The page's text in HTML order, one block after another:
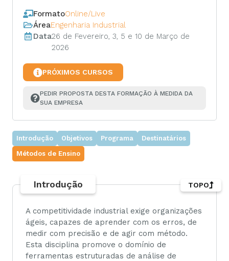
FormatoOnline/Live
ÁreaEngenharia Industrial
Data26 de Fevereiro, 3, 5 e 10 de Março de
2026
PRÓXIMOS CURSOS
PEDIR PROPOSTA DESTA FORMAÇÃO À MEDIDA DA
SUA EMPRESA
Introdução Objetivos Programa
Destinatários
Métodos de Ensino
Introdução
A competitividade industrial exige organizações
ágeis, capazes de aprender com os erros, de
medir com precisão e de agir com método.
Esta disciplina promove o domínio de
ferramentas estruturadas de análise de
TOPO